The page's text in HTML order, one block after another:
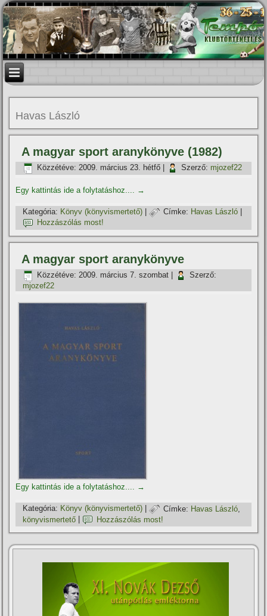
Havas László
A magyar sport aranykönyve (1982)
Közzétéve: 2009. március 23. hétfő Szerző: mjozef22
Egy kattintás ide a folytatáshoz.... →
Kategória: Könyv (könyvismertető) | Címke: Havas László
Hozzászólás most!
A magyar sport aranykönyve
Közzétéve: 2009. március 7. szombat
Szerző:
mjozef22
Egy kattintás ide a folytatáshoz.... →
Kategória: Könyv (könyvismertető) | Címke: Havas László
könyvismertető
Hozzászólás most!